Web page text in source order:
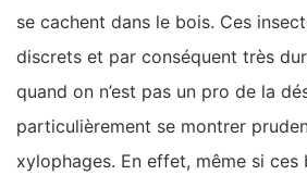
se cachent dans le bois. Ces
discrets et par conséquent très
quand on n’est pas un pro de la
particulièrement se montrer
xylophages. En effet, même si ces